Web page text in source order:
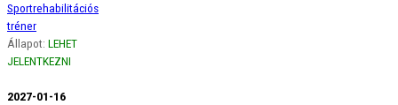
Sportrehabilitációs
tréner
Állapot: LEHET
JELENTKEZNI
2027-01-16